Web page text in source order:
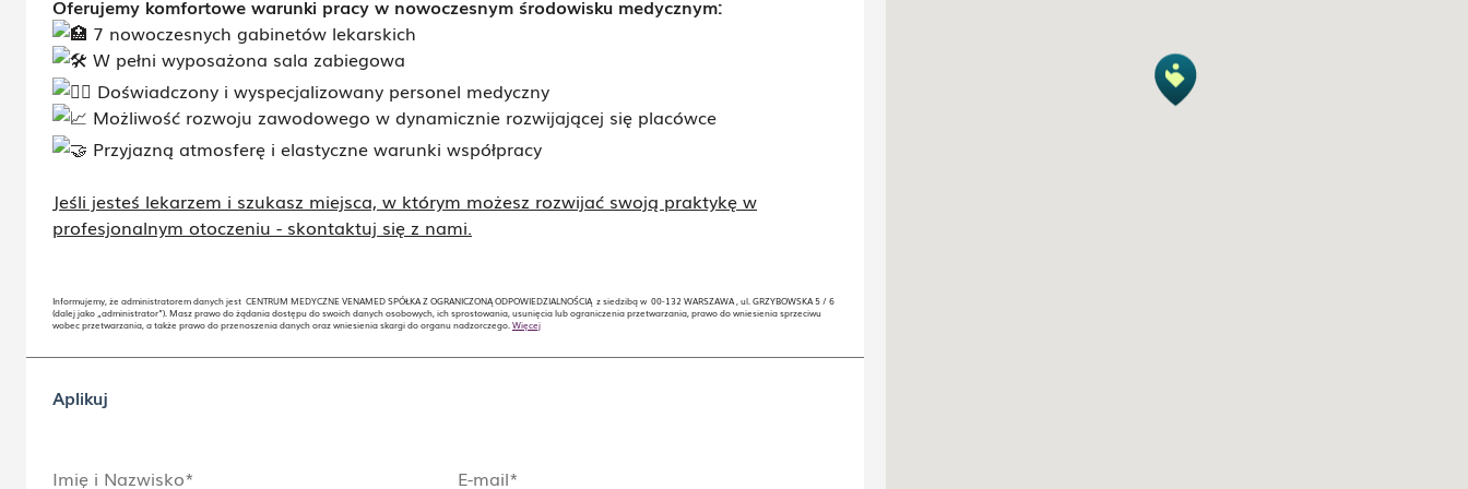
Oferujemy komfortowe warunki pracy w nowoczesnym środowisku medycznym:
7 nowoczesnych gabinetów lekarskich
W pełni wyposażona sala zabiegowa
Doświadczony i wyspecjalizowany personel medyczny
Możliwość rozwoju zawodowego w dynamicznie rozwijającej się placówce
Przyjazną atmosferę i elastyczne warunki współpracy
Jeśli jesteś lekarzem i szukasz miejsca, w którym możesz rozwijać swoją praktykę w
profesjonalnym otoczeniu - skontaktuj się z nami.
Informujemy, że administratorem danych jest CENTRUM MEDYCZNE VENAMED SPÓŁKA Z OGRANICZONĄ ODPOWIEDZIALNOŚCIĄ z siedzibą w 00-132 WARSZAWA , ul. GRZYBOWSKA 5 / 6
(dalej jako „administrator”). Masz prawo do żądania dostępu do swoich danych osobowych, ich sprostowania, usunięcia lub ograniczenia przetwarzania, prawo do wniesienia sprzeciwu
wobec przetwarzania, a także prawo do przenoszenia danych oraz wniesienia skargi do organu nadzorczego. Więcej
Aplikuj
Imię i Nazwisko* E-mail*